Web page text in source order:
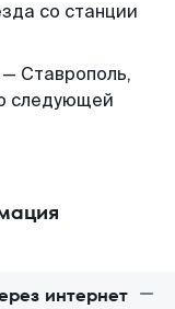
со станции
Ставрополь,
следующей
интернет